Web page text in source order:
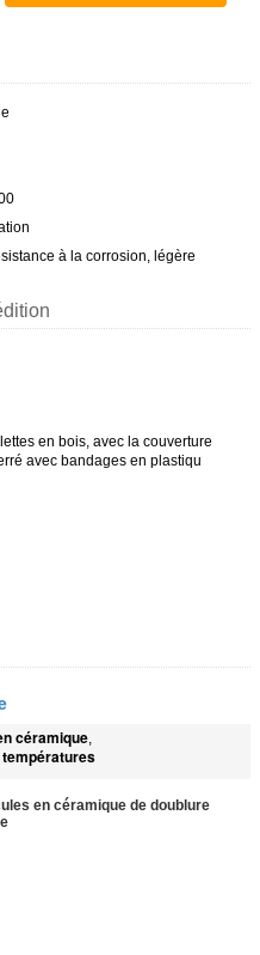
à la corrosion, légère
en bois, avec la couverture
avec bandages en plastiqu
céramique,
en céramique de doublure